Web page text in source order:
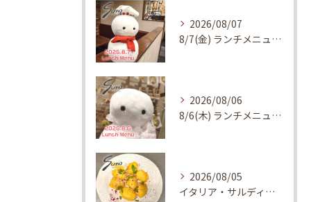
2026/08/07
8/7(金) ランチメニューのご案内
2026/08/06
8/6(木) ランチメニューのご案内
2026/08/05
イタリア・サルディーニャ島で親しまれている郷土料理をイメージ...